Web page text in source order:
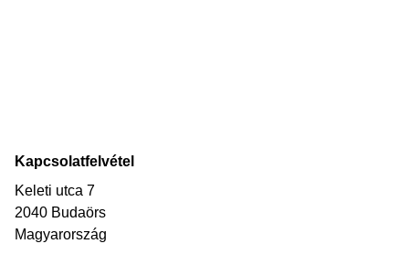
Kapcsolatfelvétel
Keleti utca 7
2040 Budaörs
Magyarország